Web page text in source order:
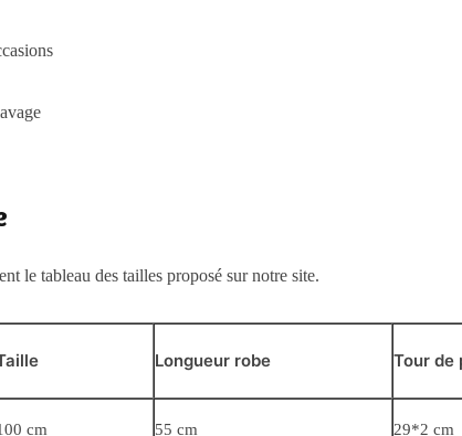
le tableau des tailles proposé sur notre site.
Longueur robe Tour de
cm 55 cm 29*2 cm